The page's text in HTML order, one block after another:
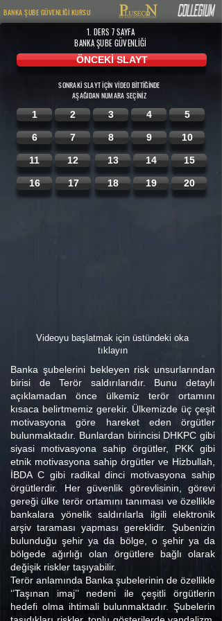
BANKA ŞUBE GÜVENLİĞİ KURSU
1. DERS 7SAYFA
BANKA ŞUBE GÜVENLİĞİ
ÖNCEKİ SLAYT
SONRAKİ SLAYT İÇİN VİDEO BİTTİĞİNDE
AŞAĞIDAN NUMARA SEÇİNİZ
1 2 3 4 5
6 7 8 9 10
11 12 13 14 15
16 17 18 19 20
Videoyu başlatmak için üstündeki oka
tıklayın
Banka şubelerini bekleyen risk unsurlarından
birisi de Terör saldırılarıdır. Bunu detaylı
açıklamadan önce ülkemiz terör ortamını
kısaca belirtmemiz gerekir. Ülkemizde üç çeşit
motivasyona göre hareket eden örgütler
bulunmaktadır. Bunlardan birincisi DHKPC gibi
siyasi motivasyona sahip örgütler, PKK gibi
etnik motivasyona sahip örgütler ve Hizbullah,
İBDA C gibi radikal dinci motivasyona sahip
örgütlerdir. Her güvenlik görevlisinin, görevi
gereği ülke terör ortamını tanıması ve özellikle
bankalara yönelik saldırılarla ilgili elektronik
arşiv taraması yapması gereklidir. Şubenizin
bulunduğu şehir ya da bölge, o şehir ya da
bölgede ağırlığı olan örgütlere bağlı olarak
değişik riskler taşıyabilir.
Terör anlamında Banka şubelerinin de özellikle
‘’Taşınan imaj’’ nedeni ile çeşitli örgütlerin
hedefi olma ihtimali bulunmaktadır. Şubelerin